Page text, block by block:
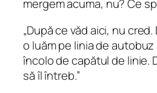
mergem acuma, nu? Ce
„După ce văd aici, nu
o luăm pe linia de
încolo de capătul de linie.
să îl întreb.”